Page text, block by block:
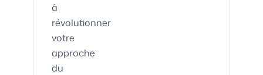
à
révolutionner
votre
approche
du